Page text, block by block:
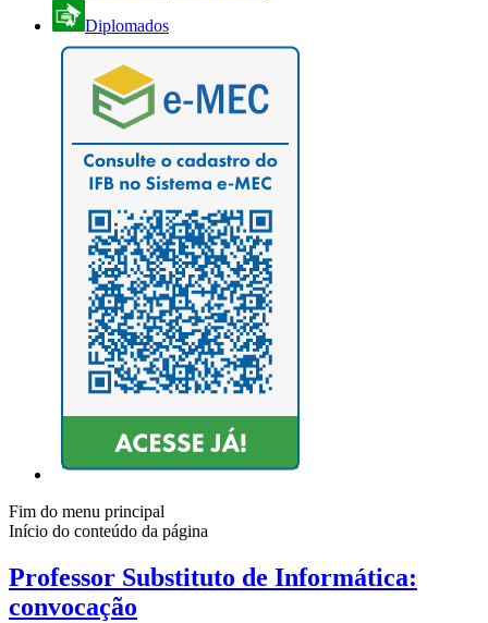
Diplomados
Fim do menu principal
Início do conteúdo da página
Professor Substituto de Informática:
convocação